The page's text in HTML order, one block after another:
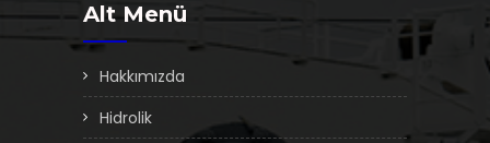
Alt Menü
Hakkımızda
Hidrolik